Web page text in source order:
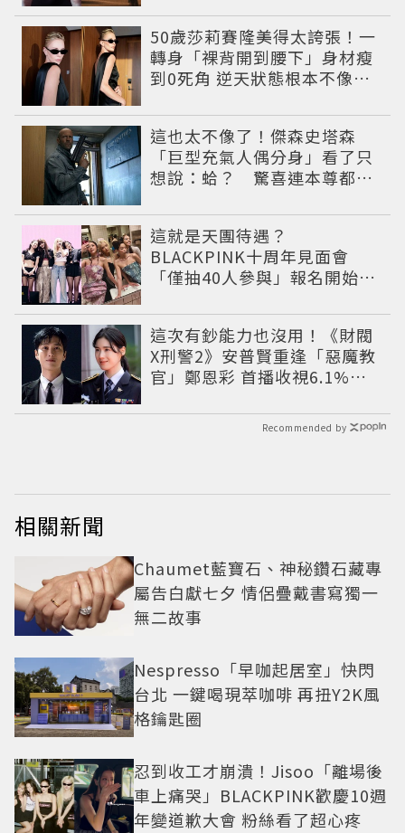
50歲莎莉賽隆美得太誇張！一
轉身「裸背開到腰下」身材瘦
到0死角 逆天狀態根本不像年
這也太不像了！傑森史塔森
「巨型充氣人偶分身」看了只
想說：蛤？ 驚喜連本尊都吐
這就是天團待遇？
BLACKPINK十周年見面會
「僅抽40人參與」報名開始到
這次有鈔能力也沒用！《財閥
X刑警2》安普賢重逢「惡魔教
官」鄭恩彩 首播收視6.1%超
Recommended by
相關新聞
Chaumet藍寶石、神秘鑽石藏專
屬告白獻七夕 情侶疊戴書寫獨一
無二故事
Nespresso「早咖起居室」快閃
台北 一鍵喝現萃咖啡 再扭Y2K風
格鑰匙圈
忍到收工才崩潰！Jisoo「離場後
車上痛哭」BLACKPINK歡慶10週
年變道歉大會 粉絲看了超心疼